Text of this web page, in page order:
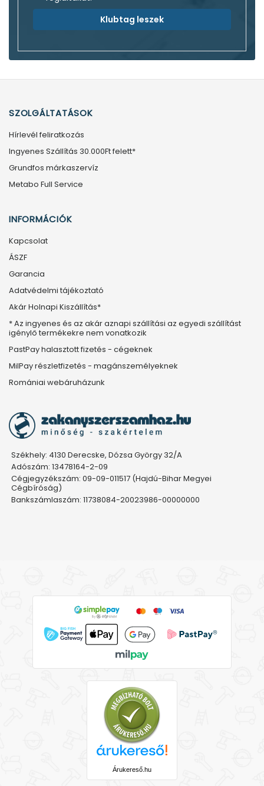
Klubtag leszek
SZOLGÁLTATÁSOK
Hírlevél feliratkozás
Ingyenes Szállítás 30.000Ft felett*
Grundfos márkaszervíz
Metabo Full Service
INFORMÁCIÓK
Kapcsolat
ÁSZF
Garancia
Adatvédelmi tájékoztató
Akár Holnapi Kiszállítás*
* Az ingyenes és az akár aznapi szállítási az egyedi szállítást
igénylő termékekre nem vonatkozik
PastPay halasztott fizetés - cégeknek
MilPay részletfizetés - magánszemélyeknek
Romániai webáruházunk
Székhely: 4130 Derecske, Dózsa György 32/A
Adószám: 13478164-2-09
Cégjegyzékszám: 09-09-011517 (Hajdú-Bihar Megyei
Cégbíróság)
Bankszámlaszám: 11738084-20023986-00000000
Árukereső.hu